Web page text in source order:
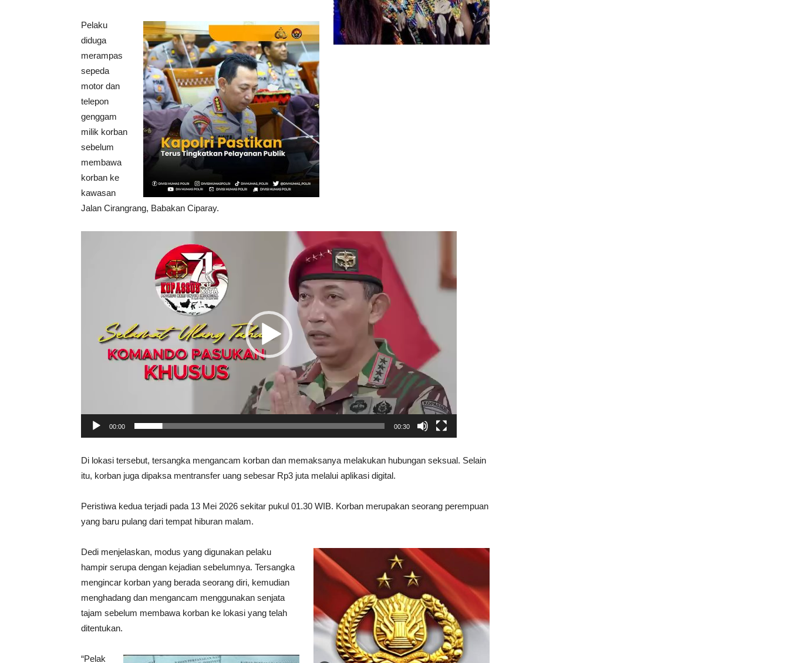
Pelaku
diduga
merampas
sepeda
motor dan
telepon
genggam
milik korban
sebelum
membawa
korban ke
kawasan
Jalan Cirangrang, Babakan Ciparay.
00:00 00:30
Di lokasi tersebut, tersangka mengancam korban dan memaksanya melakukan hubungan seksual. Selain
itu, korban juga dipaksa mentransfer uang sebesar Rp3 juta melalui aplikasi digital.
Peristiwa kedua terjadi pada 13 Mei 2026 sekitar pukul 01.30 WIB. Korban merupakan seorang perempuan
yang baru pulang dari tempat hiburan malam.
Dedi menjelaskan, modus yang digunakan pelaku
hampir serupa dengan kejadian sebelumnya. Tersangka
mengincar korban yang berada seorang diri, kemudian
menghadang dan mengancam menggunakan senjata
tajam sebelum membawa korban ke lokasi yang telah
ditentukan.
“Pelak